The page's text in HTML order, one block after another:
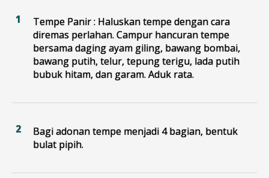
Tempe Panir : Haluskan tempe dengan cara
diremas perlahan. Campur hancuran tempe
bersama daging ayam giling, bawang bombai,
bawang putih, telur, tepung terigu, lada putih
bubuk hitam, dan garam. Aduk rata.
Bagi adonan tempe menjadi 4 bagian, bentuk
bulat pipih.